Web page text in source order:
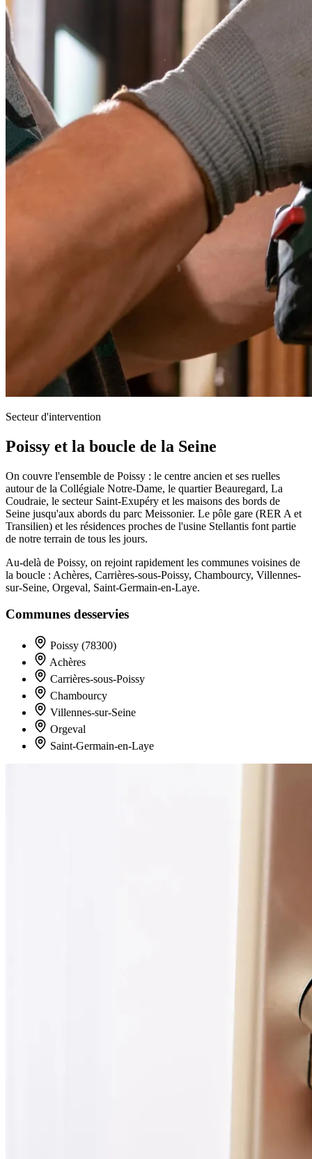
Secteur d'intervention
Poissy et la boucle de la Seine
On couvre l'ensemble de Poissy : le centre ancien et ses ruelles
autour de la Collégiale Notre-Dame, le quartier Beauregard, La
Coudraie, le secteur Saint-Exupéry et les maisons des bords de
Seine jusqu'aux abords du parc Meissonier. Le pôle gare (RER A et
Transilien) et les résidences proches de l'usine Stellantis font partie
de notre terrain de tous les jours.
Au-delà de Poissy, on rejoint rapidement les communes voisines de
la boucle : Achères, Carrières-sous-Poissy, Chambourcy, Villennes-
sur-Seine, Orgeval, Saint-Germain-en-Laye.
Communes desservies
Poissy (78300)
Achères
Carrières-sous-Poissy
Chambourcy
Villennes-sur-Seine
Orgeval
Saint-Germain-en-Laye